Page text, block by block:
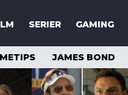
SERIER GAMING
JAMES BOND